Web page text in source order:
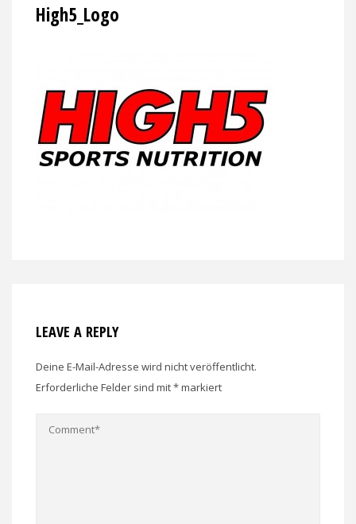
High5_Logo
LEAVE A REPLY
Deine E-Mail-Adresse wird nicht veröffentlicht.
Erforderliche Felder sind mit*markiert